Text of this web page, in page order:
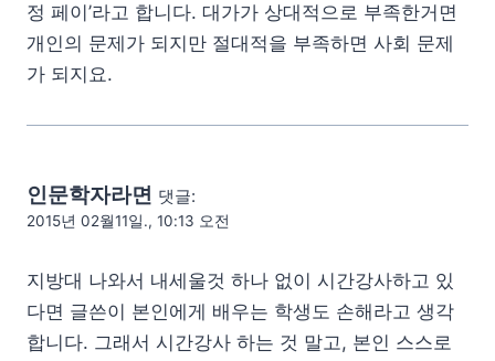
정 페이’라고 합니다. 대가가 상대적으로 부족한거면
개인의 문제가 되지만 절대적을 부족하면 사회 문제
가 되지요.
인문학자라면 댓글:
2015년 02월11일., 10:13 오전
지방대 나와서 내세울것 하나 없이 시간강사하고 있
다면 글쓴이 본인에게 배우는 학생도 손해라고 생각
합니다. 그래서 시간강사 하는 것 말고, 본인 스스로